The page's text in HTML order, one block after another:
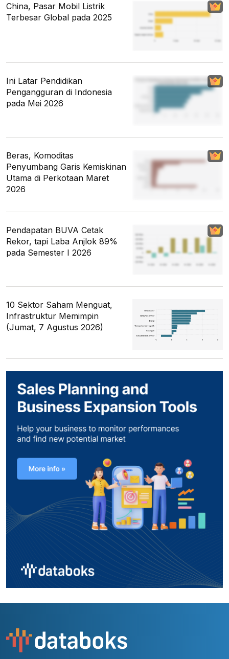
China, Pasar Mobil Listrik
Terbesar Global pada 2025
Ini Latar Pendidikan
Pengangguran di Indonesia
pada Mei 2026
Beras, Komoditas
Penyumbang Garis Kemiskinan
Utama di Perkotaan Maret
2026
Pendapatan BUVA Cetak
Rekor, tapi Laba Anjlok 89%
pada Semester I 2026
10 Sektor Saham Menguat,
Infrastruktur Memimpin
(Jumat, 7 Agustus 2026)